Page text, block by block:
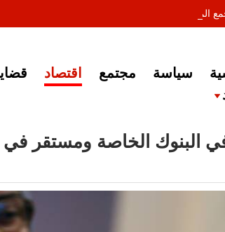
المعلقين على خبر إغلاق أصوات مصرية
سياسة مجتمع اقتصاد
في البنوك الخاصة ومستقر في